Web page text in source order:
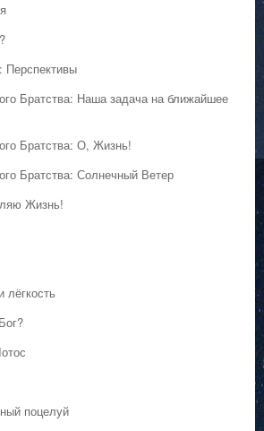
Перспективы
Братства: Наша задача на ближайшее
Братства: О, Жизнь!
Братства: Солнечный Ветер
Жизнь!
лёгкость
поцелуй